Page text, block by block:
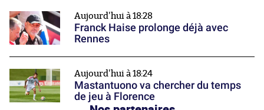
Aujourd'hui à 18:28
Franck Haise prolonge déjà avec
Rennes
Aujourd'hui à 18:24
Mastantuono va chercher du temps
de jeu à Florence